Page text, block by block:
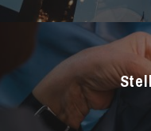
Opernstudio
Kinderchor